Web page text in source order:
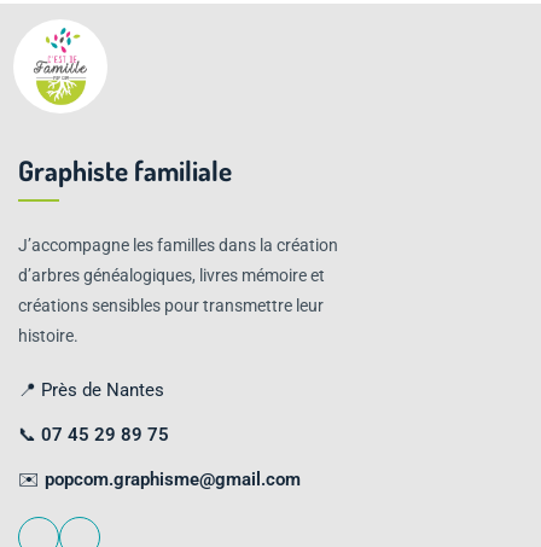
Graphiste familiale
J’accompagne les familles dans la création
d’arbres généalogiques, livres mémoire et
créations sensibles pour transmettre leur
histoire.
📍 Près de Nantes
📞 07 45 29 89 75
✉️ popcom.graphisme@gmail.com